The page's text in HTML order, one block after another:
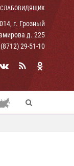
г. Грозный
д. 225
29-51-10